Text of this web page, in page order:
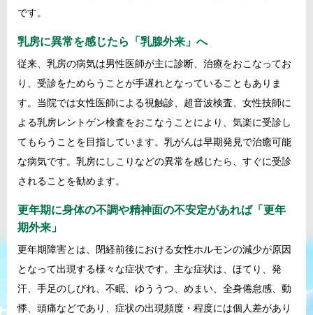
です。
乳房に異常を感じたら「乳腺外来」へ
従来、乳房の病気は男性医師が主に診断、治療をおこなってお
り、受診をためらうことが手遅れとなっていることもありま
す。当院では女性医師による視触診、超音波検査、女性技師に
よる乳房レントゲン検査をおこなうことにより、気楽に受診し
てもらうことを目指しています。乳がんは早期発見で治癒可能
な病気です。乳房にしこりなどの異常を感じたら、すぐに受診
されることを勧めます。
更年期に身体の不調や精神面の不安定があれば「更年
期外来」
更年期障害とは、閉経前後における女性ホルモンの減少が原因
となって出現する様々な症状です。主な症状は、ほてり、発
汗、手足のしびれ、不眠、ゆううつ、めまい、全身倦怠感、動
悸、頭痛などであり、症状の出現頻度・程度には個人差があり